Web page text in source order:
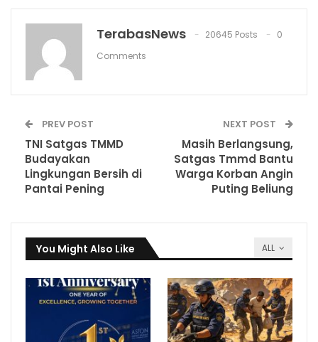
TerabasNews 20645 Posts
0
Comments
PREV POST
TNI Satgas TMMD
Budayakan
Lingkungan Bersih di
Pantai Pening
NEXT POST
Masih Berlangsung,
Satgas Tmmd Bantu
Warga Korban Angin
Puting Beliung
ALL
You Might Also Like